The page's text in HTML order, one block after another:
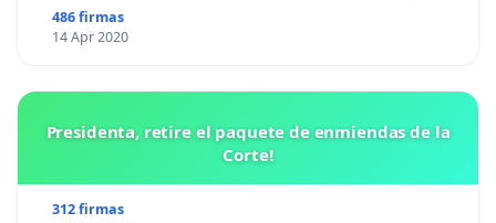
486 firmas
14 Apr 2020
Presidenta, retire el paquete de enmiendas de la
Corte!
312 firmas